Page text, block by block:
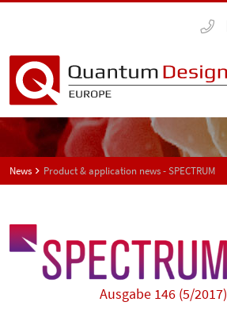
News Product & application news - SPECTRUM
Ausgabe 146 (5/2017)